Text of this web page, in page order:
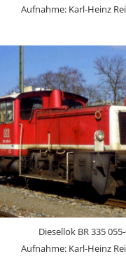
Aufnahme: Karl-Heinz
Diesellok BR 335
Aufnahme: Karl-Heinz